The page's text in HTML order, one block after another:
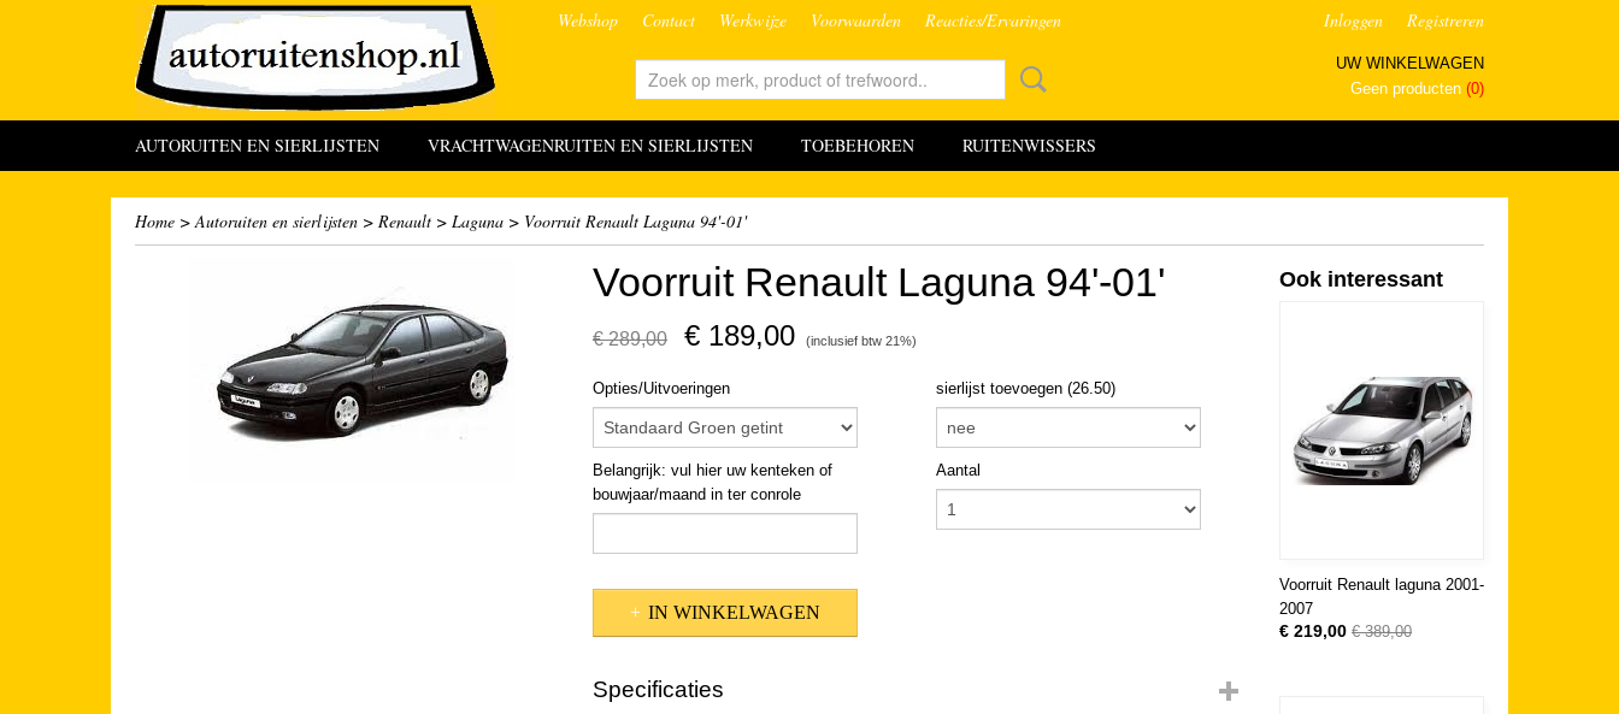
Webshop Contact Werkwijze Voorwaarden Reacties/Ervaringen Inloggen Registreren
UW WINKELWAGEN
Geen producten (0)
AUTORUITEN EN SIERLIJSTEN VRACHTWAGENRUITEN EN SIERLIJSTEN TOEBEHOREN RUITENWISSERS
Home >Autoruiten en sierlijsten > Renault > Laguna > Voorruit Renault Laguna 94'-01'
Voorruit Renault Laguna 94'-01'
€ 289,00 € 189,00 (inclusief btw 21%)
Opties/Uitvoeringen sierlijst toevoegen (26.50)
Belangrijk: vul hier uw kenteken of
bouwjaar/maand in ter conrole
Aantal
IN WINKELWAGEN
Specificaties
Ook interessant
Voorruit Renault laguna 2001-
2007
€ 219,00 € 389,00